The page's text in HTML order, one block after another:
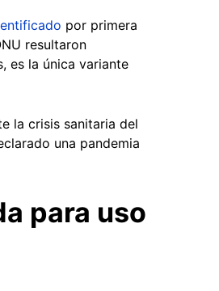
por primera
resultaron
es la única variante
la crisis sanitaria del
una pandemia
para uso